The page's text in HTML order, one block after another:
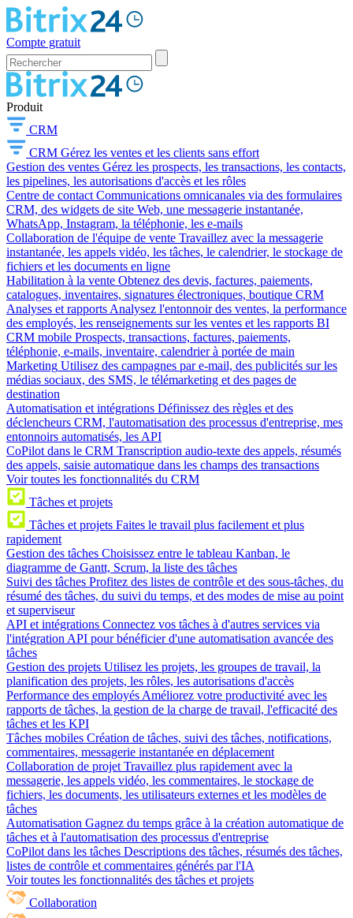
Compte gratuit
Produit
CRM
CRM Gérez les ventes et les clients sans effort
Gestion des ventes Gérez les prospects, les transactions, les contacts,
les pipelines, les autorisations d'accès et les rôles
Centre de contact Communications omnicanales via des formulaires
CRM, des widgets de site Web, une messagerie instantanée,
WhatsApp, Instagram, la téléphonie, les e-mails
Collaboration de l'équipe de vente Travaillez avec la messagerie
instantanée, les appels vidéo, les tâches, le calendrier, le stockage de
fichiers et les documents en ligne
Habilitation à la vente Obtenez des devis, factures, paiements,
catalogues, inventaires, signatures électroniques, boutique CRM
Analyses et rapports Analysez l'entonnoir des ventes, la performance
des employés, les renseignements sur les ventes et les rapports BI
CRM mobile Prospects, transactions, factures, paiements,
téléphonie, e-mails, inventaire, calendrier à portée de main
Marketing Utilisez des campagnes par e-mail, des publicités sur les
médias sociaux, des SMS, le télémarketing et des pages de
destination
Automatisation et intégrations Définissez des règles et des
déclencheurs CRM, l'automatisation des processus d'entreprise, mes
entonnoirs automatisés, les API
CoPilot dans le CRM Transcription audio-texte des appels, résumés
des appels, saisie automatique dans les champs des transactions
Voir toutes les fonctionnalités du CRM
Tâches et projets
Tâches et projets Faites le travail plus facilement et plus
rapidement
Gestion des tâches Choisissez entre le tableau Kanban, le
diagramme de Gantt, Scrum, la liste des tâches
Suivi des tâches Profitez des listes de contrôle et des sous-tâches, du
résumé des tâches, du suivi du temps, et des modes de mise au point
et superviseur
API et intégrations Connectez vos tâches à d'autres services via
l'intégration API pour bénéficier d'une automatisation avancée des
tâches
Gestion des projets Utilisez les projets, les groupes de travail, la
planification des projets, les rôles, les autorisations d'accès
Performance des employés Améliorez votre productivité avec les
rapports de tâches, la gestion de la charge de travail, l'efficacité des
tâches et les KPI
Tâches mobiles Création de tâches, suivi des tâches, notifications,
commentaires, messagerie instantanée en déplacement
Collaboration de projet Travaillez plus rapidement avec la
messagerie, les appels vidéo, les commentaires, le stockage de
fichiers, les documents, les utilisateurs externes et les modèles de
tâches
Automatisation Gagnez du temps grâce à la création automatique de
tâches et à l'automatisation des processus d'entreprise
CoPilot dans les tâches Descriptions des tâches, résumés des tâches,
listes de contrôle et commentaires générés par l'IA
Voir toutes les fonctionnalités des tâches et projets
Collaboration